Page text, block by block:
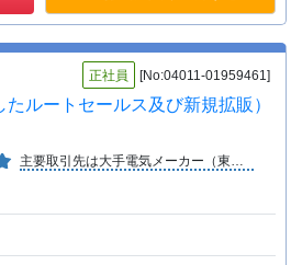
正社員 [No:04011-01959461]
ルートセールス及び新規拡販）
主要取引先は大手電気メーカー（東芝・キオクシア等）で、ガスの全分野にわたる技術陣を擁しており、創業９０年を迎え、安定成長を続けております。